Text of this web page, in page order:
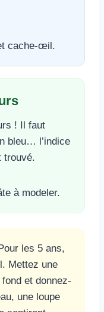
cache-œil.
! Il faut
bleu… l’indice
trouvé.
à modeler.
les 5 ans,
Mettez une
et donnez-
une loupe